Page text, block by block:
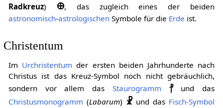
Radkreuz) 🜨, das zugleich eines der beiden
astronomisch-astrologischenSymbole für die Erde ist.
Christentum
Im Urchristentum der ersten beiden Jahrhunderte nach
Christus ist das Kreuz-Symbol noch nicht gebräuchlich,
sondern vor allem das Staurogramm ⳨und das
Christusmonogramm (Labarum) ☧und das Fisch-Symbol